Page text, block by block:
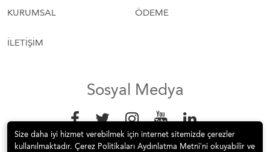
KURUMSAL ÖDEME
İLETİŞİM
Sosyal Medya
Size daha iyi hizmet verebilmek için internet sitemizde çerezler
kullanılmaktadır. Çerez Politikaları Aydınlatma Metni’ni okuyabilir ve